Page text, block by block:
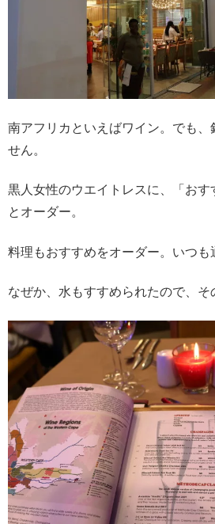
南アフリカといえばワイン。でも、
せん。
黒人女性のウエイトレスに、「おす
とオーダー。
料理もおすすめをオーダー。いつも
なぜか、水もすすめられたので、そ